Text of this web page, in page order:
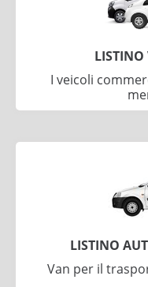
LISTINO
I veicoli
LISTINO
Van per il